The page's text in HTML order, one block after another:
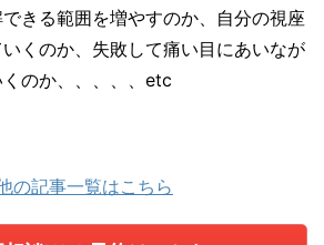
きる範囲を増やすのか、自分の視座
くのか、失敗して痛い目にあいなが
のか、、、、、etc
の記事一覧はこちら